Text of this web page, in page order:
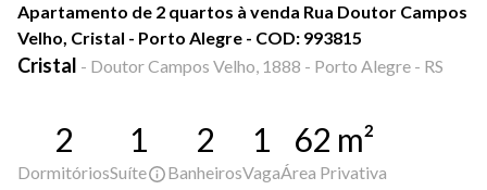
Apartamento de 2 quartos à venda Rua Doutor Campos
Velho, Cristal - Porto Alegre - COD: 993815
Cristal - Doutor Campos Velho, 1888 - Porto Alegre - RS
2
Dormitórios
1
Suíte
2
Banheiros
1
Vaga
62 m²
Área Privativa